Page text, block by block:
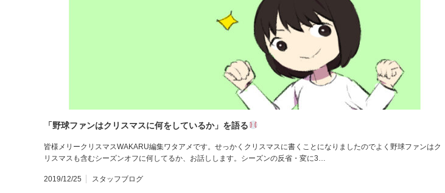
「野球ファンはクリスマスに何をしているか」を語る
皆様メリークリスマスWAKARU編集ワタアメです。せっかくクリスマスに書くことになりましたのでよく野球ファンはク
リスマスも含むシーズンオフに何してるか、お話しします。シーズンの反省・変に3…
2019/12/25 スタッフブログ